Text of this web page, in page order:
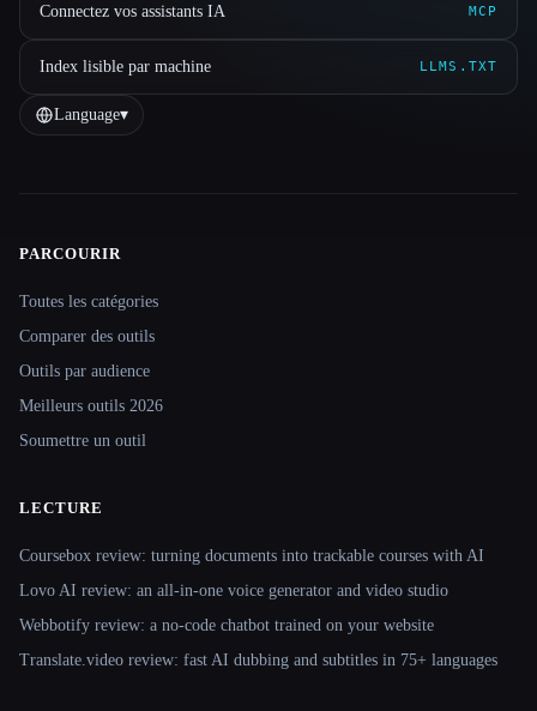
Connectez vos assistants IA MCP
Index lisible par machine LLMS.TXT
Language▾
Site navigation
PARCOURIR
Toutes les catégories
Comparer des outils
Outils par audience
Meilleurs outils 2026
Soumettre un outil
LECTURE
Coursebox review: turning documents into trackable courses with AI
Lovo AI review: an all-in-one voice generator and video studio
Webbotify review: a no-code chatbot trained on your website
Translate.video review: fast AI dubbing and subtitles in 75+ languages